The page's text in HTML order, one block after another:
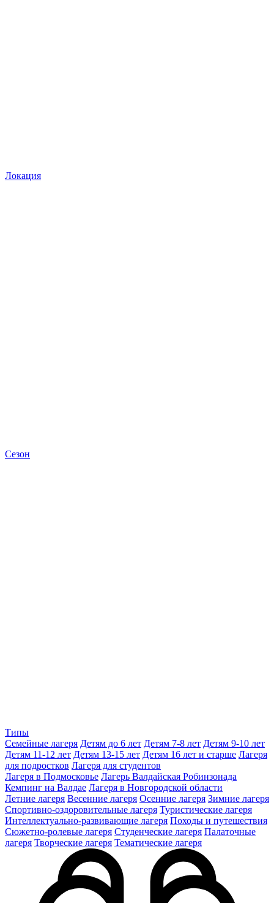
Локация
Сезон
Типы
Семейные лагеря Детям до 6 лет Детям 7-8 лет Детям 9-10 лет
Детям 11-12 лет Детям 13-15 лет Детям 16 лет и старше Лагеря
для подростков Лагеря для студентов
Лагеря в Подмосковье Лагерь Валдайская Робинзонада
Кемпинг на Валдае Лагеря в Новгородской области
Летние лагеря Весенние лагеря Осенние лагеря Зимние лагеря
Спортивно-оздоровительные лагеря Туристические лагеря
Интеллектуально-развивающие лагеря Походы и путешествия
Сюжетно-ролевые лагеря Студенческие лагеря Палаточные
лагеря Творческие лагеря Тематические лагеря